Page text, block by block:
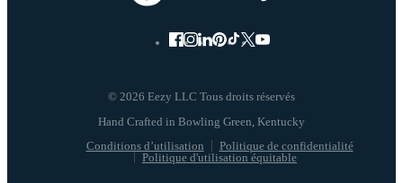
© 2026 Eezy LLC Tous droits réservés
Conditions d’utilisation
Politique de confidentialité
Politique d'utilisation équitable